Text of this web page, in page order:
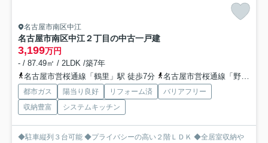
名古屋市南区中江
名古屋市南区中江２丁目の中古一戸建
3,199万円
- / 87.49㎡ / 2LDK /築7年
名古屋市営桜通線「鶴里」駅 徒歩7分
名古屋市営桜通線「野並」駅 徒歩14分
都市ガス 陽当り良好 リフォーム済
バリアフリー
収納豊富
システムキッチン
◆駐車縦列３台可能 ◆プライバシーの高い２階ＬＤＫ ◆全居室収納や